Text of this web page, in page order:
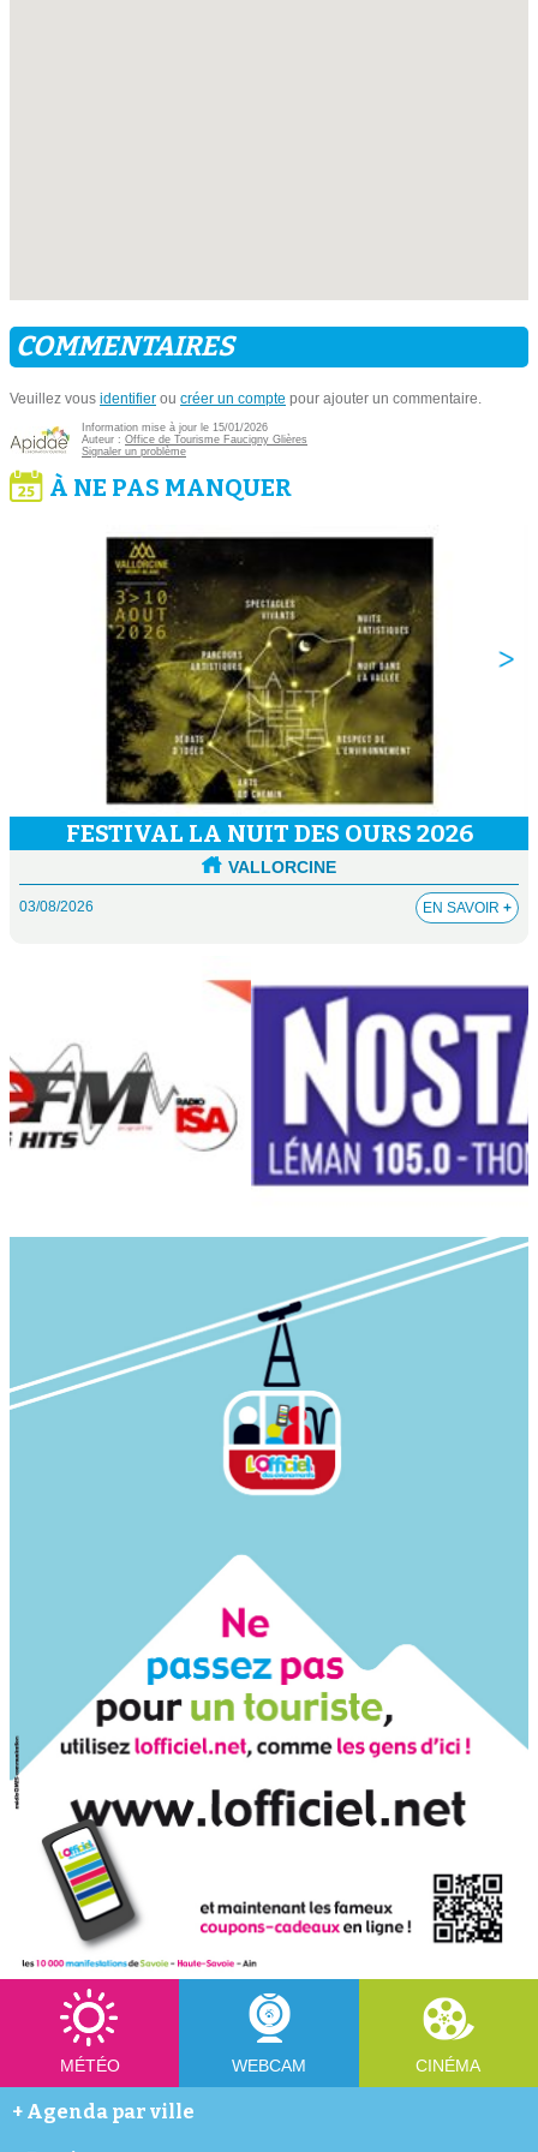
COMMENTAIRES
Veuillez vous identifier ou créer un compte pour ajouter un commentaire.
Information mise à jour le 15/01/2026
Auteur : Office de Tourisme Faucigny Glières
Signaler un problème
À NE PAS MANQUER
FESTIVAL LA NUIT DES OURS 2026
VALLORCINE
03/08/2026 EN SAVOIR +
MÉTÉO WEBCAM CINÉMA
+ Agenda par ville
Abondance